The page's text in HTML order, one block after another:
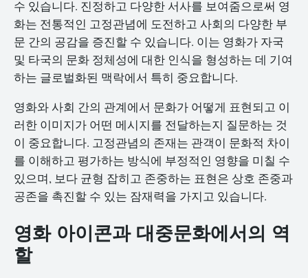
수 있습니다. 진정하고 다양한 서사를 보여줌으로써 영
화는 전통적인 고정관념에 도전하고 사회의 다양한 부
문 간의 공감을 증진할 수 있습니다. 이는 영화가 자국
및 타국의 문화 정체성에 대한 인식을 형성하는 데 기여
하는 글로벌화된 맥락에서 특히 중요합니다.
영화와 사회 간의 관계에서 문화가 어떻게 표현되고 이
러한 이미지가 어떤 메시지를 전달하는지 질문하는 것
이 중요합니다. 고정관념의 존재는 관객이 문화적 차이
를 이해하고 평가하는 방식에 부정적인 영향을 미칠 수
있으며, 보다 균형 잡히고 존중하는 표현은 상호 존중과
공존을 촉진할 수 있는 잠재력을 가지고 있습니다.
영화 아이콘과 대중문화에서의 역
할